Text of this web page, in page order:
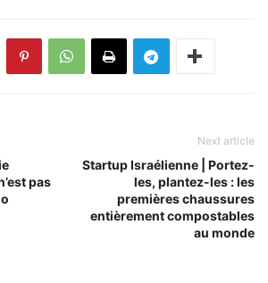
pas
Next article
Startup Israélienne | Portez-
les, plantez-les : les
premières chaussures
entièrement compostables
au monde